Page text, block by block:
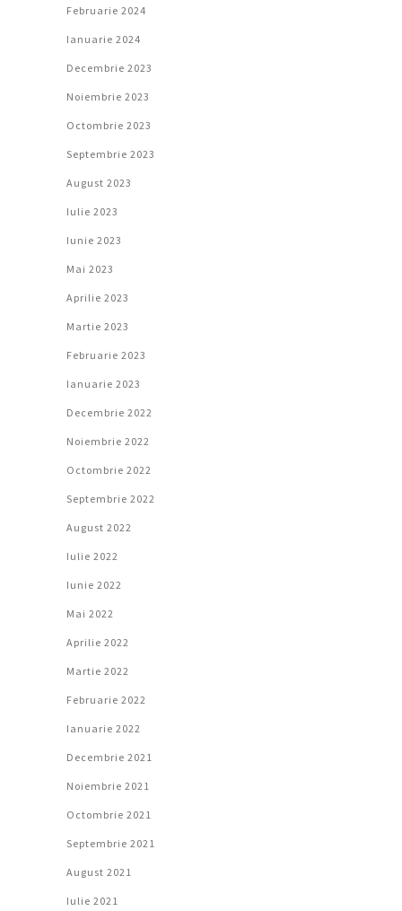
Februarie 2024
Ianuarie 2024
Decembrie 2023
Noiembrie 2023
Octombrie 2023
Septembrie 2023
August 2023
Iulie 2023
Iunie 2023
Mai 2023
Aprilie 2023
Martie 2023
Februarie 2023
Ianuarie 2023
Decembrie 2022
Noiembrie 2022
Octombrie 2022
Septembrie 2022
August 2022
Iulie 2022
Iunie 2022
Mai 2022
Aprilie 2022
Martie 2022
Februarie 2022
Ianuarie 2022
Decembrie 2021
Noiembrie 2021
Octombrie 2021
Septembrie 2021
August 2021
Iulie 2021